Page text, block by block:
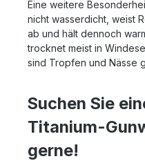
Eine weitere
nicht wasserdicht, weist
ab und hält dennoch
trocknet meist in
sind Tropfen und Nässe
Suchen Sie
Titanium-
gerne!